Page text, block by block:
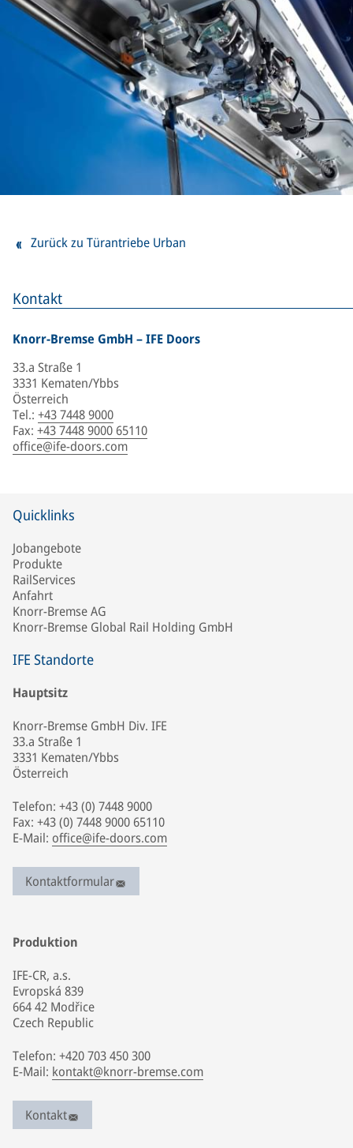
Kontakt
Knorr-Bremse GmbH – IFE Doors
33.a Straße 1
3331 Kematen/Ybbs
Österreich
Tel.: +43 7448 9000
Fax: +43 7448 9000 65110
office@ife-doors.com
Zurück zu Türantriebe Urban
Quicklinks
Jobangebote
Produkte
RailServices
Anfahrt
Knorr-Bremse AG
Knorr-Bremse Global Rail Holding GmbH
IFE Standorte
Hauptsitz
Knorr-Bremse GmbH Div. IFE
33.a Straße 1
3331 Kematen/Ybbs
Österreich
Telefon: +43 (0) 7448 9000
Fax: +43 (0) 7448 9000 65110
E-Mail: office@ife-doors.com
Kontaktformular
Produktion
IFE-CR, a.s.
Evropská 839
664 42 Modřice
Czech Republic
Telefon: +420 703 450 300
E-Mail: kontakt@knorr-bremse.com
Kontakt